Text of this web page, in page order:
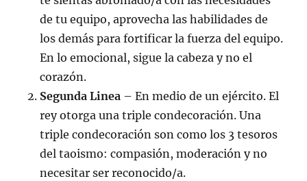
de tu equipo, aprovecha las habilidades de
los demás para fortificar la fuerza del equipo.
En lo emocional, sigue la cabeza y no el
corazón.
Segunda Linea – En medio de un ejército. El
rey otorga una triple condecoración. Una
triple condecoración son como los 3 tesoros
del taoismo: compasión, moderación y no
necesitar ser reconocido/a.